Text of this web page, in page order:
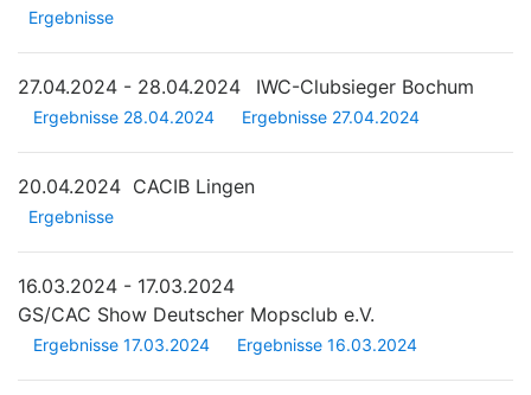
Ergebnisse
27.04.2024 - 28.04.2024 IWC-Clubsieger Bochum
Ergebnisse 28.04.2024 Ergebnisse 27.04.2024
20.04.2024 CACIB Lingen
Ergebnisse
16.03.2024 - 17.03.2024
GS/CAC Show Deutscher Mopsclub e.V.
Ergebnisse 17.03.2024 Ergebnisse 16.03.2024